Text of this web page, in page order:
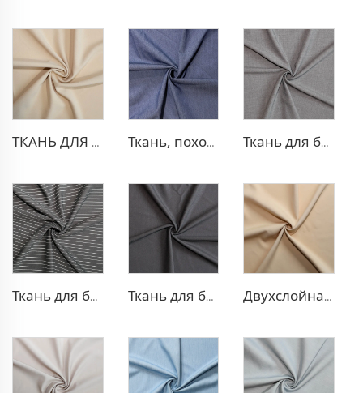
ТКАНЬ ДЛЯ БЛЕЙЗЕРА ИЗ ПОЛИЭСТЕРА И ВИСКОЗЫ Ткань, похожая на деним, из полиэстера и вискозы Ткань для брюк TR с четырехсторонней растяжкой
Ткань для брюк в стиле TR Strip Ткань для блейзера TR с эффектом стрейч Двухслойная ткань для платья TR